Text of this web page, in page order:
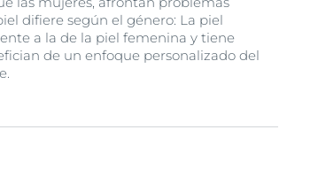
difiere según el género: La piel
a la de la piel femenina y tiene
de un enfoque personalizado del